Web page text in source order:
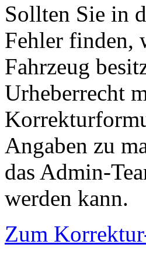
Sollten Sie in
Fehler finden,
Fahrzeug
Urheberrecht
Angaben zu
das Admin-
werden kann.
Zum